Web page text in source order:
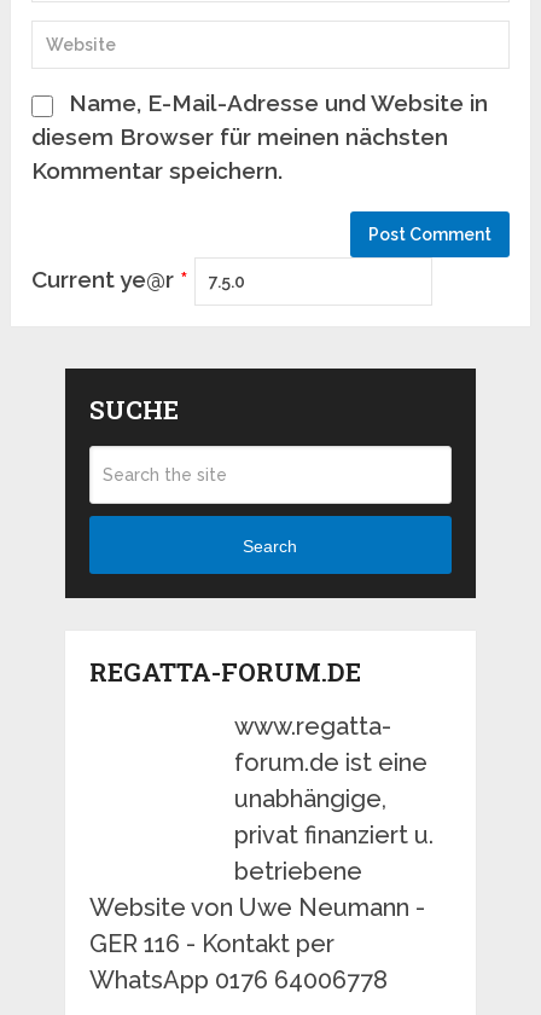
Name, E-Mail-Adresse und Website in
diesem Browser für meinen nächsten
Kommentar speichern.
Current ye@r *
SUCHE
Search
REGATTA-FORUM.DE
www.regatta-
forum.de ist eine
unabhängige,
privat finanziert u.
betriebene
Website von Uwe Neumann -
GER 116 - Kontakt per
WhatsApp 0176 64006778